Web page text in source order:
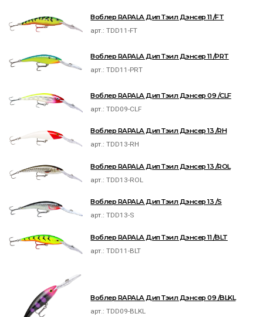
Воблер RAPALA Дип Тэил Дэнсер 11 /FT
арт.:TDD11-FT
Воблер RAPALA Дип Тэил Дэнсер 11 /PRT
арт.:TDD11-PRT
Воблер RAPALA Дип Тэил Дэнсер 09 /CLF
арт.:TDD09-CLF
Воблер RAPALA Дип Тэил Дэнсер 13 /RH
арт.:TDD13-RH
Воблер RAPALA Дип Тэил Дэнсер 13 /ROL
арт.:TDD13-ROL
Воблер RAPALA Дип Тэил Дэнсер 13 /S
арт.:TDD13-S
Воблер RAPALA Дип Тэил Дэнсер 11 /BLT
арт.:TDD11-BLT
Воблер RAPALA Дип Тэил Дэнсер 09 /BLKL
арт.:TDD09-BLKL